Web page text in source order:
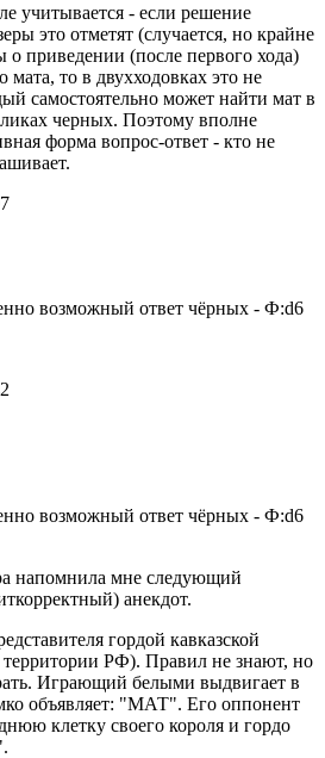
учитывается - если решение
это отметят (случается, но крайне
приведении (после первого хода)
мата, то в двухходовках это не
самостоятельно может найти мат в
черных. Поэтому вполне
форма вопрос-ответ - кто не
возможный ответ чёрных - Ф:d6
возможный ответ чёрных - Ф:d6
напомнила мне следующий
анекдот.
гордой кавказской
территории РФ). Правил не знают, но
Играющий белыми выдвигает в
объявляет: "МАТ". Его оппонент
клетку своего короля и гордо